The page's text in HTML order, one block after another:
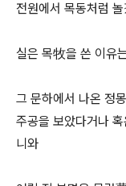
전원에서 목동처럼
실은 목牧을 쓴 이유
그 문하에서 나온 정
주공을 보았다거나
니와